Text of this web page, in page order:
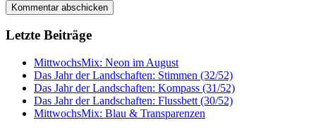
Letzte Beiträge
MittwochsMix: Neon im August
Das Jahr der Landschaften: Stimmen (32/52)
Das Jahr der Landschaften: Kompass (31/52)
Das Jahr der Landschaften: Flussbett (30/52)
MittwochsMix: Blau & Transparenzen